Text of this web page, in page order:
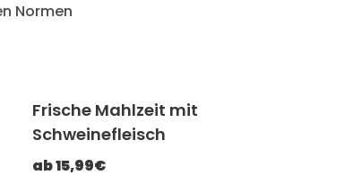
Normen
-20% mit CATCHEF20
Frische Mahlzeit mit
Schweinefleisch
ab 15,99€